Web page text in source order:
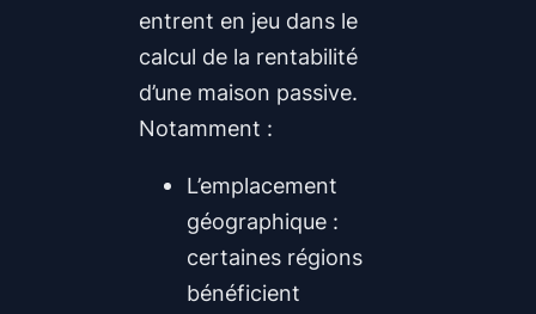
entrent en jeu dans le
calcul de la rentabilité
d’une maison passive.
Notamment :
L’emplacement
géographique :
certaines régions
bénéficient